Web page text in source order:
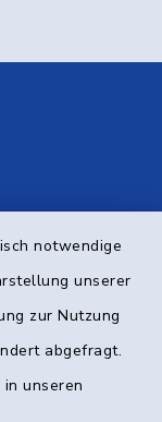
notwendige
unserer
zur Nutzung
abgefragt.
unseren